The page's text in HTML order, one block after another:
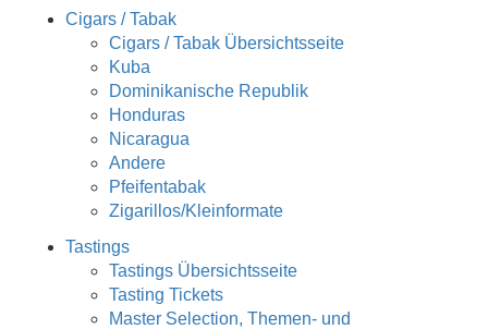
Cigars / Tabak
Cigars / Tabak Übersichtsseite
Kuba
Dominikanische Republik
Honduras
Nicaragua
Andere
Pfeifentabak
Zigarillos/Kleinformate
Tastings
Tastings Übersichtsseite
Tasting Tickets
Master Selection, Themen- und